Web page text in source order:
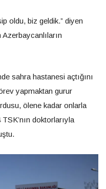
oldu, biz geldik.” diyen
sahra hastanesi açtığını
yapmaktan gurur
ölene kadar onlarla
doktorlarıyla